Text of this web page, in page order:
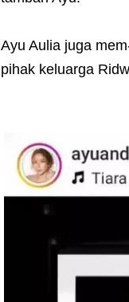
Ayu Aulia juga
pihak keluarga